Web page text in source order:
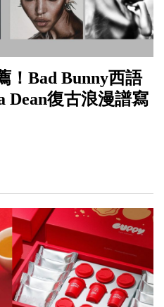
！Bad Bunny西語
Dean復古浪漫譜寫